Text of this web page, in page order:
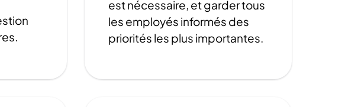
est nécessaire, et garder tous
les employés informés des
priorités les plus importantes.